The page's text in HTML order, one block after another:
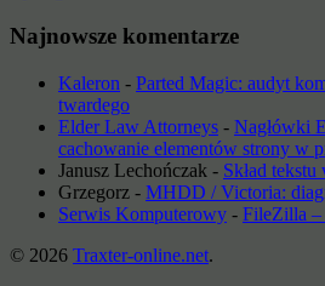
Najnowsze komentarze
Kaleron - Parted Magic: audyt
twardego
Elder Law Attorneys - Nagłówki
cachowanie elementów strony w
Janusz Lechończak - Skład
Grzegorz - MHDD / Victoria:
Serwis Komputerowy - FileZilla –
© 2026 Traxter-online.net.